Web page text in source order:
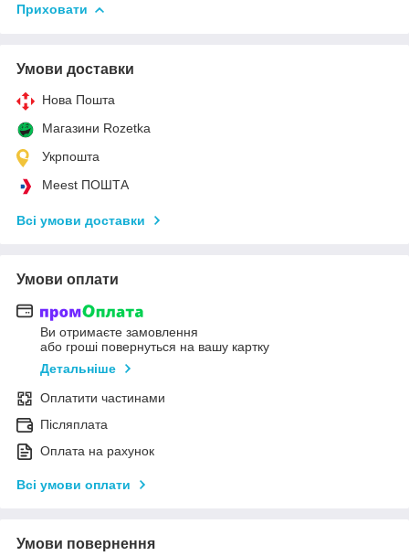
Приховати
Умови доставки
Нова Пошта
Магазини Rozetka
Укрпошта
Meest ПОШТА
Всі умови доставки
Умови оплати
Ви отримаєте замовлення
або гроші повернуться на вашу картку
Детальніше
Оплатити частинами
Післяплата
Оплата на рахунок
Всі умови оплати
Умови повернення